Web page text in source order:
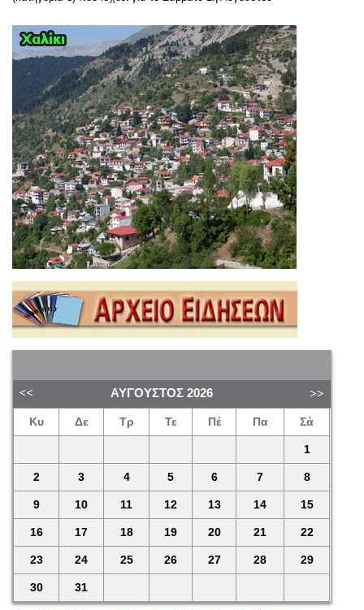
ΑΎΓΟΥΣΤΟΣ 2026
Κυ Δε Τρ Τε Πέ Πα Σά
1
2 3 4 5 6 7 8
9 10 11 12 13 14 15
16 17 18 19 20 21 22
23 24 25 26 27 28 29
30 31